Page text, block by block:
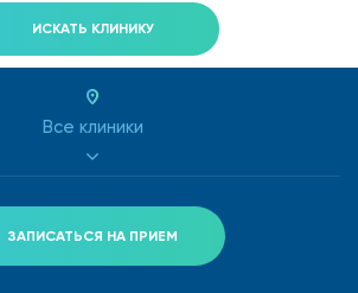
ИСКАТЬ КЛИНИКУ
Все клиники
ЗАПИСАТЬСЯ НА ПРИЕМ